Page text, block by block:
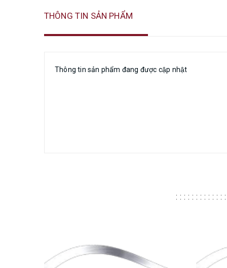
THÔNG TIN SẢN PHẨM
Thông tin sản phẩm đang được cập nhật